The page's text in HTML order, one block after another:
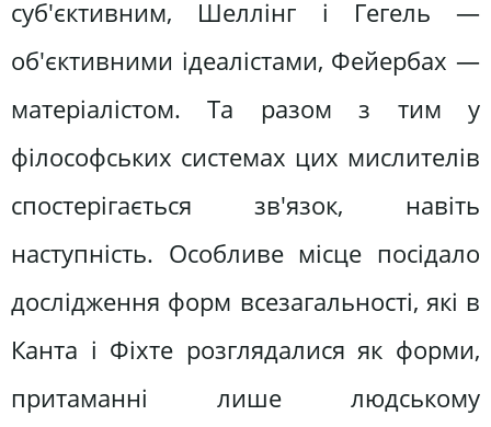
суб'єктивним, Шеллінг і Гегель —
об'єктивними ідеалістами, Фейербах —
матеріалістом. Та разом з тим у
філософських системах цих мислителів
спостерігається зв'язок, навіть
наступність. Особливе місце посідало
дослідження форм всезагальності, які в
Канта і Фіхте розглядалися як форми,
притаманні лише людському